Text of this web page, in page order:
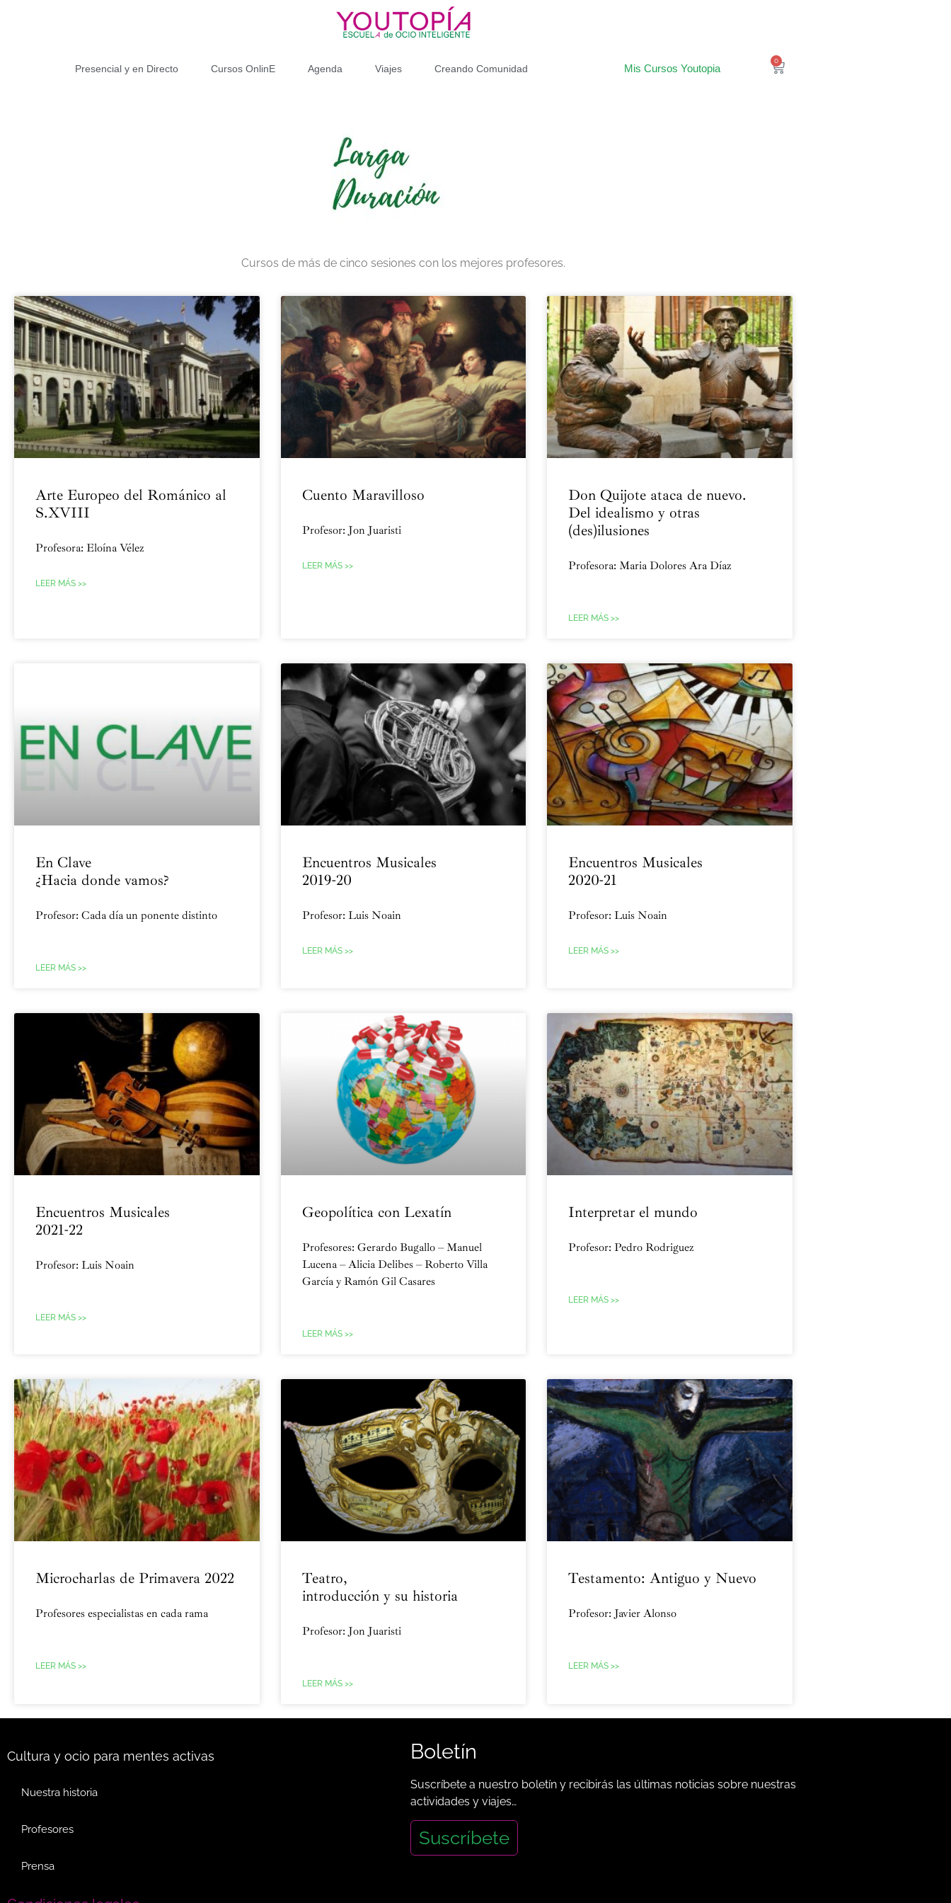
Presencial y en Directo Cursos OnlinE Agenda Viajes Creando Comunidad Mis Cursos Youtopia
0
Cursos de más de cinco sesiones con los mejores profesores.
Arte Europeo del Románico al
S.XVIII
Profesora: Eloína Vélez
LEER MÁS >>
Cuento Maravilloso
Profesor: Jon Juaristi
LEER MÁS >>
Don Quijote ataca de nuevo.
Del idealismo y otras
(des)ilusiones
Profesora: Maria Dolores Ara Díaz
LEER MÁS >>
En Clave
¿Hacia donde vamos?
Profesor: Cada día un ponente distinto
LEER MÁS >>
Encuentros Musicales
2019-20
Profesor: Luis Noain
LEER MÁS >>
Encuentros Musicales
2020-21
Profesor: Luis Noain
LEER MÁS >>
Encuentros Musicales
2021-22
Profesor: Luis Noain
LEER MÁS >>
Geopolítica con Lexatín
Profesores: Gerardo Bugallo – Manuel
Lucena – Alicia Delibes – Roberto Villa
García y Ramón Gil Casares
LEER MÁS >>
Interpretar el mundo
Profesor: Pedro Rodriguez
LEER MÁS >>
Microcharlas de Primavera 2022
Profesores especialistas en cada rama
LEER MÁS >>
Teatro,
introducción y su historia
Profesor: Jon Juaristi
LEER MÁS >>
Testamento: Antiguo y Nuevo
Profesor: Javier Alonso
LEER MÁS >>
Cultura y ocio para mentes activas
Nuestra historia
Profesores
Prensa
Boletín
Suscríbete a nuestro boletín y recibirás las últimas noticias sobre nuestras
actividades y viajes…
Suscríbete